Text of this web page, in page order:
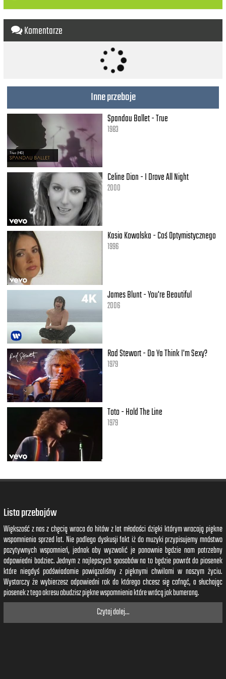
But I can't let it go
So easily
Not till I see
Whether this could be
Is off the chain
But will it change?
This ain't a yes
Just do your thing
We'll see how it go, oh, oh
[Repeat 1]
See you don't wanna throw it all away
I might be shy on the first date
What about the next date?
Huh? Huh? Huh? Huh?
I said you don't wanna throw it all away
I might be buggin' on the first date
What about the next date?
Huh? Huh? Huh? Huh?
[Aaliyah]
If at first you don't succeed
You can dust it off and try again
Dust yourself off and try again, try again
Cause if at first you don't succeed
You can dust it off and try again
You can dust it off and try again, try again (and again)
[Timbaland]
It's been a long time
We shouldn't have left you
Without a dope beat to step to
Step to, step to, step to
Freaky-freaky
Without a dope beat to step to
Step to, step to, step to
Step to, step to
Freaky-freaky
[Repeat 1 till end]
Komentarze
Inne przeboje
Spandau Ballet - True
1983
Celine Dion - I Drove All Night
2000
Kasia Kowalska - Coś Optymistycznego
1996
James Blunt - You're Beautiful
2006
Rod Stewart - Da Ya Think I'm Sexy?
1979
Toto - Hold The Line
1979
Lista przebojów
Większość z nas z chęcią wraca do hitów z lat młodości dzięki którym wracają piękne
wspomnienia sprzed lat. Nie podlega dyskusji fakt iż do muzyki przypisujemy mnóstwo
pozytywnych wspomnień, jednak aby wyzwolić je ponownie będzie nam potrzebny
odpowiedni bodziec. Jednym z najlepszych sposobów na to będzie powrót do piosenek
które niegdyś podświadomie powiązaliśmy z pięknymi chwilami w naszym życiu.
Wystarczy że wybierzesz odpowiedni rok do którego chcesz się cofnąć, a słuchając
piosenek z tego okresu obudzisz piękne wspomnienia które wrócą jak bumerang.
Czytaj dalej...